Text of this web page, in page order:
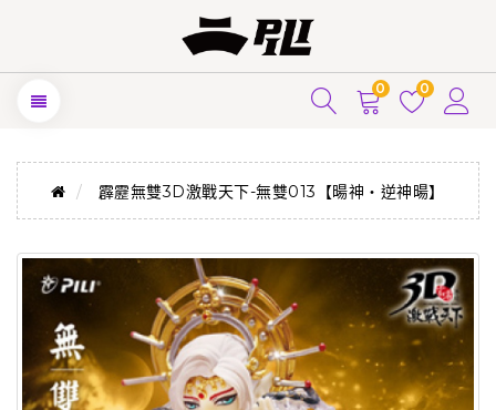
0 0
霹靂無雙3D激戰天下-無雙013【暘神‧逆神暘】